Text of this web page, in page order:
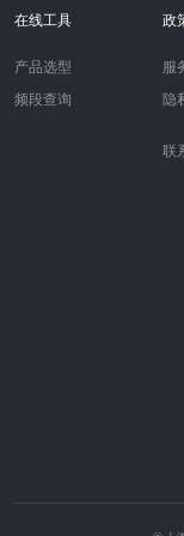
在线工具
产品选型
频段查询
政
服
隐
联